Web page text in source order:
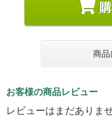
商品
お客様の商品レビュー
レビューはまだありま